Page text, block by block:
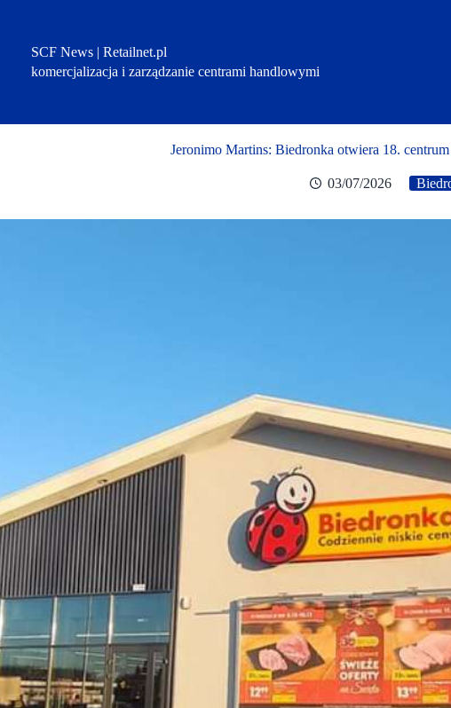
SCF News | Retailnet.pl
komercjalizacja i zarządzanie centrami handlowymi
Jeronimo Martins: Biedronka otwiera 18.
03/07/2026